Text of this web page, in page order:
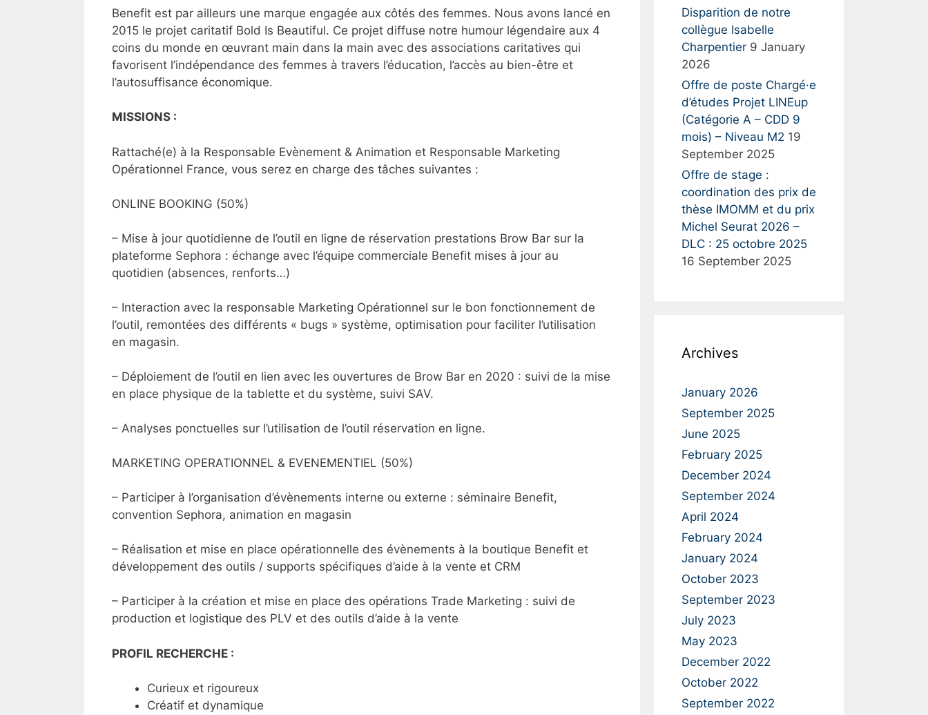
Benefit est par ailleurs une marque engagée aux côtés des femmes. Nous avons lancé en
2015 le projet caritatif Bold Is Beautiful. Ce projet diffuse notre humour légendaire aux 4
coins du monde en œuvrant main dans la main avec des associations caritatives qui
favorisent l’indépendance des femmes à travers l’éducation, l’accès au bien-être et
l’autosuffisance économique.
MISSIONS :
Rattaché(e) à la Responsable Evènement & Animation et Responsable Marketing
Opérationnel France, vous serez en charge des tâches suivantes :
ONLINE BOOKING (50%)
– Mise à jour quotidienne de l’outil en ligne de réservation prestations Brow Bar sur la
plateforme Sephora : échange avec l’équipe commerciale Benefit mises à jour au
quotidien (absences, renforts…)
– Interaction avec la responsable Marketing Opérationnel sur le bon fonctionnement de
l’outil, remontées des différents « bugs » système, optimisation pour faciliter l’utilisation
en magasin.
– Déploiement de l’outil en lien avec les ouvertures de Brow Bar en 2020 : suivi de la mise
en place physique de la tablette et du système, suivi SAV.
– Analyses ponctuelles sur l’utilisation de l’outil réservation en ligne.
MARKETING OPERATIONNEL & EVENEMENTIEL (50%)
– Participer à l’organisation d’évènements interne ou externe : séminaire Benefit,
convention Sephora, animation en magasin
– Réalisation et mise en place opérationnelle des évènements à la boutique Benefit et
développement des outils / supports spécifiques d’aide à la vente et CRM
– Participer à la création et mise en place des opérations Trade Marketing : suivi de
production et logistique des PLV et des outils d’aide à la vente
PROFIL RECHERCHE :
Curieux et rigoureux
Créatif et dynamique
Disparition de notre
collègue Isabelle
Charpentier 9 January
2026
Offre de poste Chargé·e
d’études Projet LINEup
(Catégorie A – CDD 9
mois) – Niveau M2 19
September 2025
Offre de stage :
coordination des prix de
thèse IMOMM et du prix
Michel Seurat 2026 –
DLC : 25 octobre 2025
16 September 2025
Archives
January 2026
September 2025
June 2025
February 2025
December 2024
September 2024
April 2024
February 2024
January 2024
October 2023
September 2023
July 2023
May 2023
December 2022
October 2022
September 2022